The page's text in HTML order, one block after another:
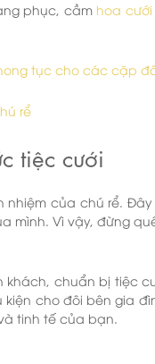
phục, cầm hoa cưới
tục cho các cặp
rể
tiệc cưới
nhiệm của chú rể.
mình. Vì vậy, đừng
chuẩn bị tiệc
cho đôi bên gia
tinh tế của bạn.